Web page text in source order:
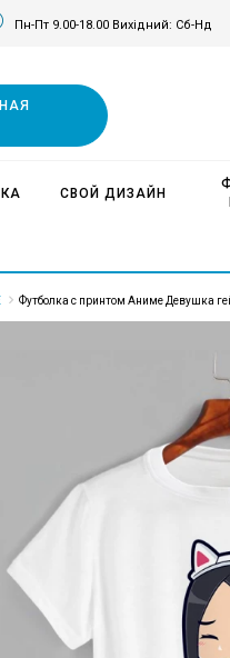
Пн-Пт 9.00-18.00 Вихідний: Сб-Нд
СВОЙ ДИЗАЙН
Футболка с принтом Аниме Девушка